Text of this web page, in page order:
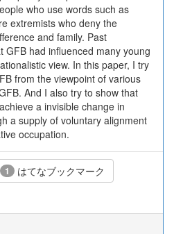
who use words such as
extremists who deny the
and family. Past
GFB had influenced many young
view. In this paper, I try
from the viewpoint of various
And I also try to show that
a invisible change in
a supply of voluntary alignment
occupation.
1 はてなブックマーク